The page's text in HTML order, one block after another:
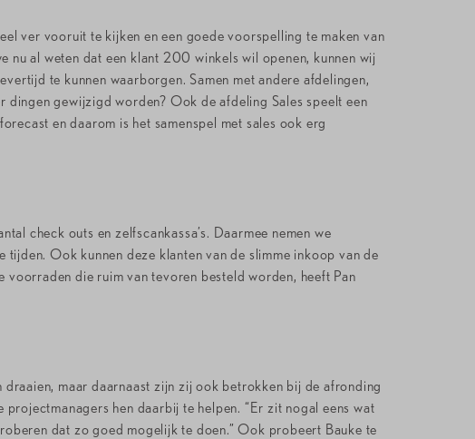
ver vooruit te kijken en een goede voorspelling te maken van
nu al weten dat een klant 200 winkels wil openen, kunnen wij
te kunnen waarborgen. Samen met andere afdelingen,
gewijzigd worden? Ook de afdeling Sales speelt een
en daarom is het samenspel met sales ook erg
check outs en zelfscankassa’s. Daarmee nemen we
Ook kunnen deze klanten van de slimme inkoop van de
die ruim van tevoren besteld worden, heeft Pan
maar daarnaast zijn zij ook betrokken bij de afronding
hen daarbij te helpen. “Er zit nogal eens wat
dat zo goed mogelijk te doen.” Ook probeert Bauke te